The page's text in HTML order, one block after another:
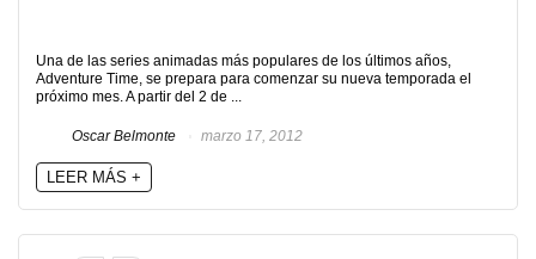
Una de las series animadas más populares de los últimos años,
Adventure Time, se prepara para comenzar su nueva temporada el
próximo mes. A partir del 2 de ...
Oscar Belmonte marzo 17, 2012
LEER MÁS +